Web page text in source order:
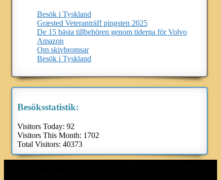
Besök i Tyskland
Græsted Veteranträff pingsten 2025
De 15 bästa tillbehören genom tiderna för Volvo
Amazon
Om skivbromsar
Besök i Tyskland
Besöksstatistik:
Visitors Today: 92
Visitors This Month: 1702
Total Visitors: 40373